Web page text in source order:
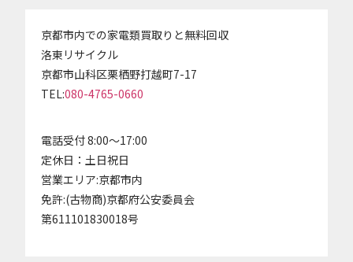
京都市内での家電類買取りと無料回収
洛東リサイクル
京都市山科区栗栖野打越町7-17
TEL:080-4765-0660
電話受付 8:00～17:00
定休日：土日祝日
営業エリア:京都市内
免許:(古物商)京都府公安委員会
第611101830018号